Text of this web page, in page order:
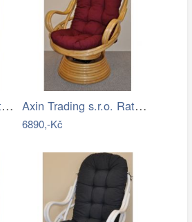
Axin Trading s.r.o. Ratanové houpací… Axin Trading s.r.o. Ratanové houpací…
6890,-Kč